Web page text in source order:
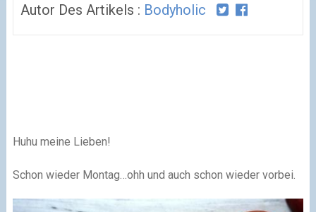
Autor Des Artikels : Bodyholic
Huhu meine Lieben!
Schon wieder Montag…ohh und auch schon wieder vorbei.